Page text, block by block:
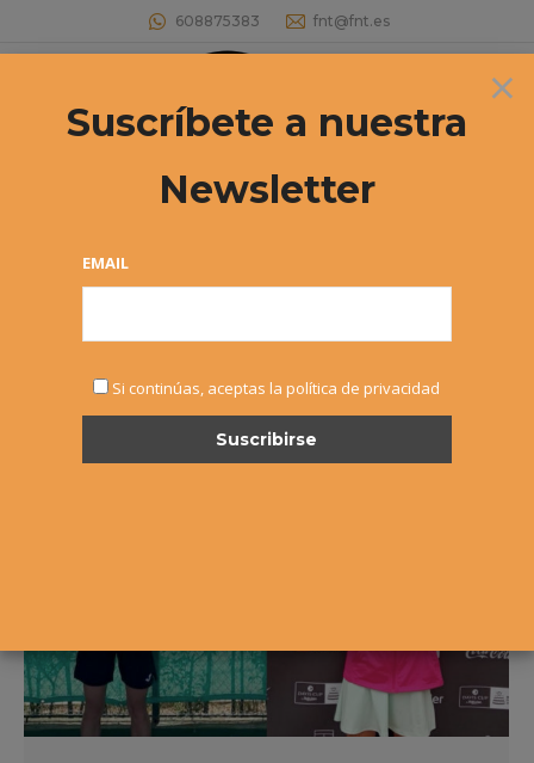
608875383 fnt@fnt.es
Buscar:
Archivos diarios:8 junio, 2021
×
Suscríbete a nuestra
Newsletter
EMAIL
Si continúas, aceptas la política de privacidad